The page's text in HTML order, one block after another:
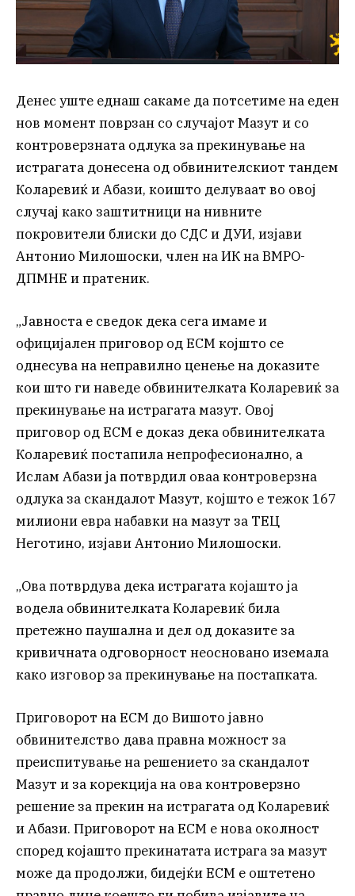
Денес уште еднаш сакаме да потсетиме на еден
нов момент поврзан со случајот Мазут и со
контроверзната одлука за прекинување на
истрагата донесена од обвинителскиот тандем
Коларевиќ и Абази, коишто делуваат во овој
случај како заштитници на нивните
покровители блиски до СДС и ДУИ, изјави
Антонио Милошоски, член на ИК на ВМРО-
ДПМНЕ и пратеник.
„Јавноста е сведок дека сега имаме и
официјален приговор од ЕСМ којшто се
однесува на неправилно ценење на доказите
кои што ги наведе обвинителката Коларевиќ за
прекинување на истрагата мазут. Овој
приговор од ЕСМ е доказ дека обвинителката
Коларевиќ постапила непрофесионално, а
Ислам Абази ја потврдил оваа контроверзна
одлука за скандалот Мазут, којшто е тежок 167
милиони евра набавки на мазут за ТЕЦ
Неготино, изјави Антонио Милошоски.
„Ова потврдува дека истрагата којашто ја
водела обвинителката Коларевиќ била
претежно паушална и дел од доказите за
кривичната одговорност неосновано иземала
како изговор за прекинување на постапката.
Приговорот на ЕСМ до Вишото јавно
обвинителство дава правна можност за
преиспитување на решението за скандалот
Мазут и за корекција на ова контроверзно
решение за прекин на истрагата од Коларевиќ
и Абази. Приговорот на ЕСМ е нова околност
според којашто прекинатата истрага за мазут
може да продолжи, бидејќи ЕСМ е оштетено